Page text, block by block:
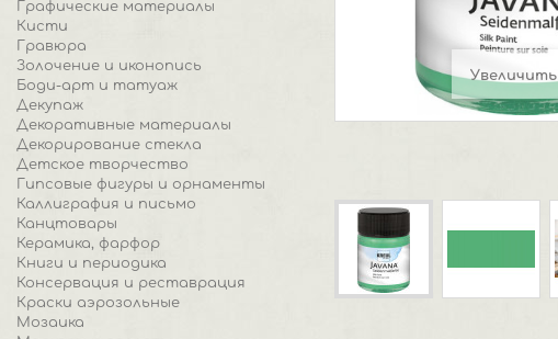
Графические материалы
Кисти
Гравюра
Золочение и иконопись
Боди-арт и татуаж
Декупаж
Декоративные материалы
Декорирование стекла
Детское творчество
Гипсовые фигуры и орнаменты
Каллиграфия и письмо
Канцтовары
Керамика, фарфор
Книги и периодика
Консервация и реставрация
Краски аэрозольные
Мозаика
Увеличить